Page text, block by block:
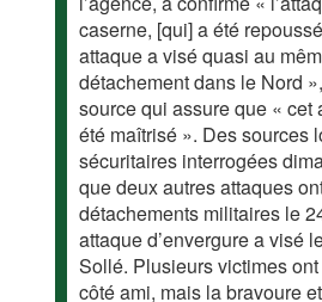
caserne, [qui] a été
attaque a visé quasi au
détachement dans le Nord
source qui assure que « cet
été maîtrisé ». Des sources
sécuritaires interrogées
que deux autres attaques
détachements militaires le
attaque d’envergure a visé
Sollé. Plusieurs victimes
côté ami, mais la bravoure